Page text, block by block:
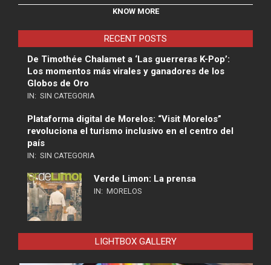
KNOW MORE
RECENT POSTS
De Timothée Chalamet a ‘Las guerreras K-Pop’:
Los momentos más virales y ganadores de los
Globos de Oro
IN: SIN CATEGORIA
Plataforma digital de Morelos: “Visit Morelos”
revoluciona el turismo inclusivo en el centro del
país
IN: SIN CATEGORIA
Verde Limon: La prensa
IN: MORELOS
LIGHTBOX GALLERY